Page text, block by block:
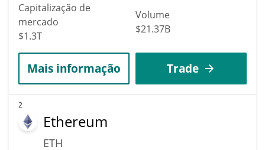
Capitalização de
mercado
$1.3T
Volume
$21.37B
Mais informação Trade
2
Ethereum
ETH